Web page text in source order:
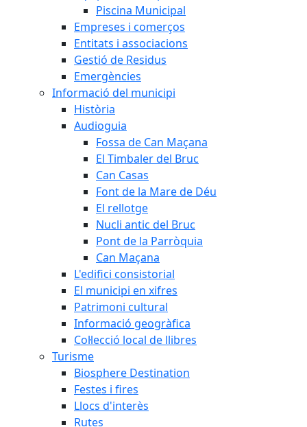
Piscina Municipal
Empreses i comerços
Entitats i associacions
Gestió de Residus
Emergències
Informació del municipi
Història
Audioguia
Fossa de Can Maçana
El Timbaler del Bruc
Can Casas
Font de la Mare de Déu
El rellotge
Nucli antic del Bruc
Pont de la Parròquia
Can Maçana
L'edifici consistorial
El municipi en xifres
Patrimoni cultural
Informació geogràfica
Col·lecció local de llibres
Turisme
Biosphere Destination
Festes i fires
Llocs d'interès
Rutes